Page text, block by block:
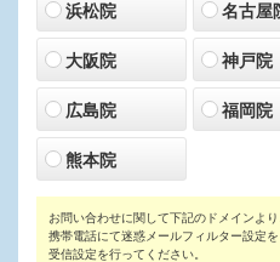
浜松院 名古屋
大阪院 神戸院
広島院 福岡院
熊本院
お問い合わせに関して下記のドメインより
携帯電話にて迷惑メールフィルター設定
受信設定を行ってください。